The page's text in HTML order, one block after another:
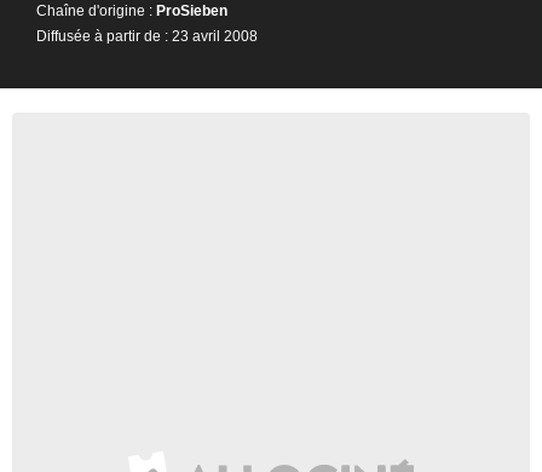
Chaîne d'origine : ProSieben
Diffusée à partir de : 23 avril 2008